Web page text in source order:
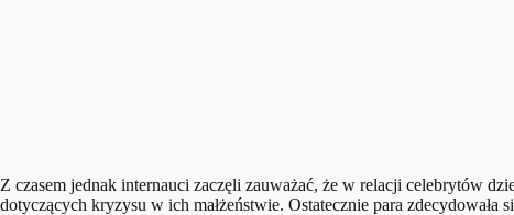
Z czasem jednak internauci zaczęli zauważać, że w relacji celebrytów
dotyczących kryzysu w ich małżeństwie. Ostatecznie para zdecydowała